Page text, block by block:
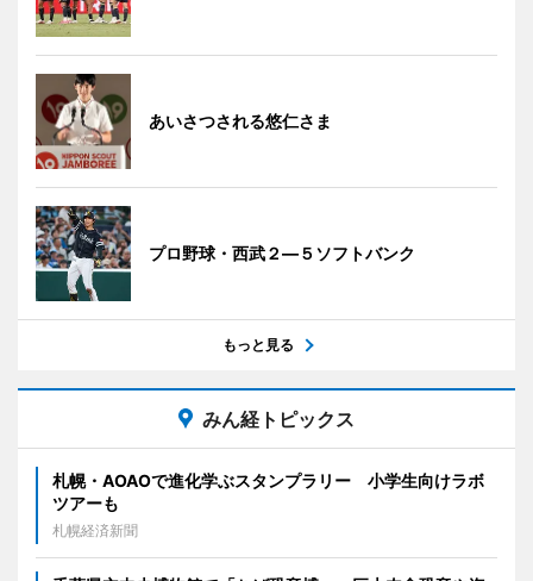
あいさつされる悠仁さま
プロ野球・西武２―５ソフトバンク
もっと見る
みん経トピックス
札幌・AOAOで進化学ぶスタンプラリー 小学生向けラボ
ツアーも
札幌経済新聞